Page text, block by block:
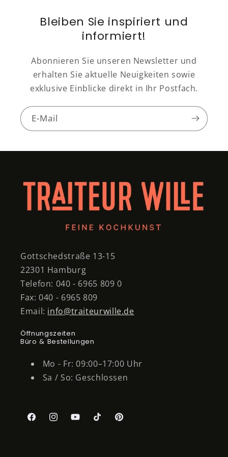
Bleiben Sie inspiriert und
informiert!
Abonnieren Sie unseren Newsletter und
erhalten Sie aktuelle Neuigkeiten sowie
exklusive Einblicke direkt in Ihr Postfach.
E-Mail
Gottschedstraße 13-15
22301 Hamburg
Telefon: 040 - 6965 809 0
Fax: 040 - 6965 809
Email: info@traiteurwille.de
Öffnungszeiten
Büro & Bestellungen
Mo - Fr: 09:00–17:00 Uhr
Sa / So: Geschlossen
FacebookInstagramYouTubeTikTokPinterest